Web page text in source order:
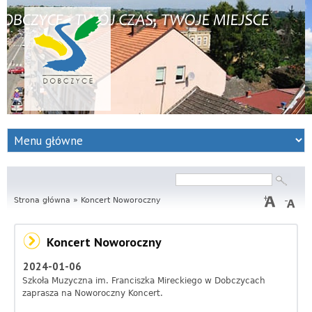
S
e
w
i
s
I
Formularz
wyszukiwania
Strona główna » Koncert Noworoczny
Koncert Noworoczny
2024-01-06
Szkoła Muzyczna im. Franciszka Mireckiego w Dobczycach
zaprasza na Noworoczny Koncert.